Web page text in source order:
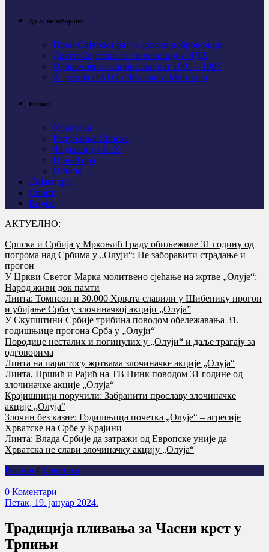
Да се не заборави
Први Свјeтски рат и српски добровољци
Други Свјетски рат и геноцид у НДХ
Одбрамбено отаџбински рат 1991 – 1995
Агресија НАТО и Косово и Метохија
Регион
Хрватска
Република Српска
Федерација БиХ
Црна Гора
Остало
Дијаспора
Спорт
Видео
АКТУЕЛНО:
Српска и Србија у Мркоњић Граду обиљежиле 31 годину од
погрома над Србима у „Олуји“; Не заборавити страдање и
прогон
У Цркви Светог Марка молитвено сјећање на жртве „Олује“:
Народ живи док памти
Линта: Томпсон и 30.000 Хрвата славили у Шибенику прогон
и убијање Срба у злочиначкој акцији „Олуја”
У Скупштини Србије трибина поводом обележавања 31.
годишњице прогона Срба у „Олуји“
Породице несталих и погинулих у „Олуји“ и даље трагају за
одговорима
Линта на парастосу жртвама злочиначке акције „Олуја“
Линта, Пршић и Рајић на ТВ Пинк поводом 31 године од
злочиначке акције „Олуја“
Крајишници поручили: Забранити прославу злочиначке
акције „Олуја“
Злочин без казне: Годишњица почетка „Олује“ – агресије
Хрватске на Србе у Крајини
Линта: Влада Србије да затражи од Европске уније да
Хрватска не слави злочиначку акцију „Олуја“
Регион / Хрватска
0 Коментари
Петак, 19. јануар 2024.
Традиција пливања за Часни крст у
Трпињи